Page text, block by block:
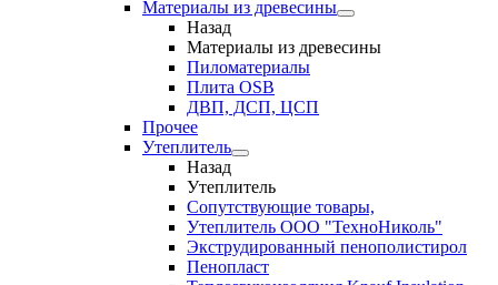
Материалы из древесины
Назад
Материалы из древесины
Пиломатериалы
Плита OSB
ДВП, ДСП, ЦСП
Прочее
Утеплитель
Назад
Утеплитель
Сопутствующие товары,
Утеплитель ООО "ТехноНиколь"
Экструдированный пенополистирол
Пенопласт